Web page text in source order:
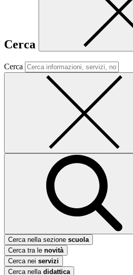
Cerca
Cerca
Cerca nella sezione scuola
Cerca tra le novità
Cerca nei servizi
Cerca nella didattica